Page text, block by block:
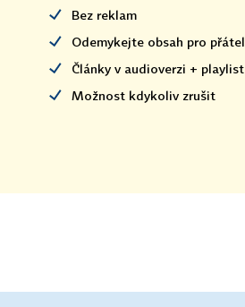
Bez reklam
Odemykejte obsah pro
Články v audioverzi + playlist
Možnost kdykoliv zrušit